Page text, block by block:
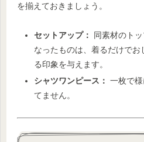
を揃えておきましょう。
セットアップ：
同素材のト
なったものは、着るだけで
る印象を与えます。
シャツワンピース： 一枚で
てません。